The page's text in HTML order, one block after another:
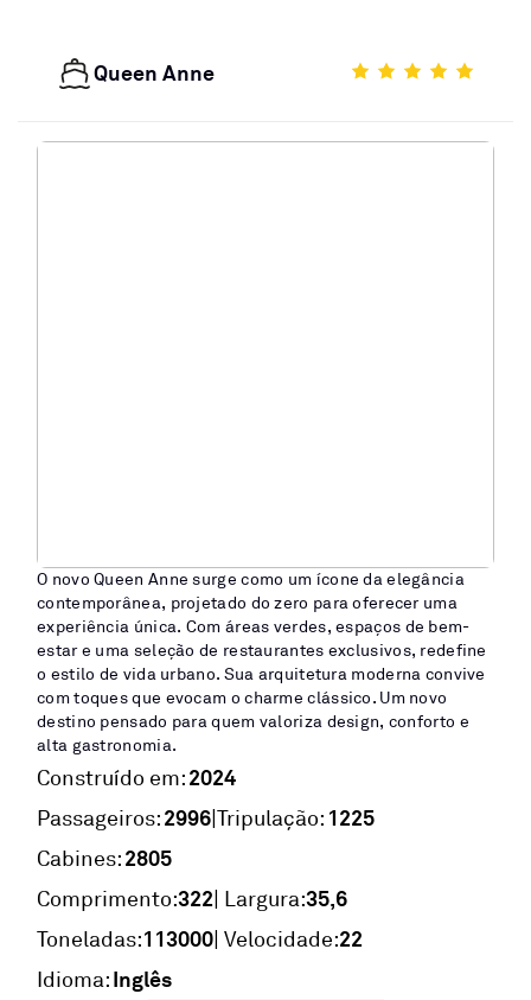
Queen Anne
O novo Queen Anne surge como um ícone da elegância
contemporânea, projetado do zero para oferecer uma
experiência única. Com áreas verdes, espaços de bem-
estar e uma seleção de restaurantes exclusivos, redefine
o estilo de vida urbano. Sua arquitetura moderna convive
com toques que evocam o charme clássico. Um novo
destino pensado para quem valoriza design, conforto e
alta gastronomia.
Construído em:2024
Passageiros:2996|Tripulação: 1225
Cabines:2805
Comprimento:322| Largura:35,6
Toneladas:113000| Velocidade:22
Idioma:Inglês